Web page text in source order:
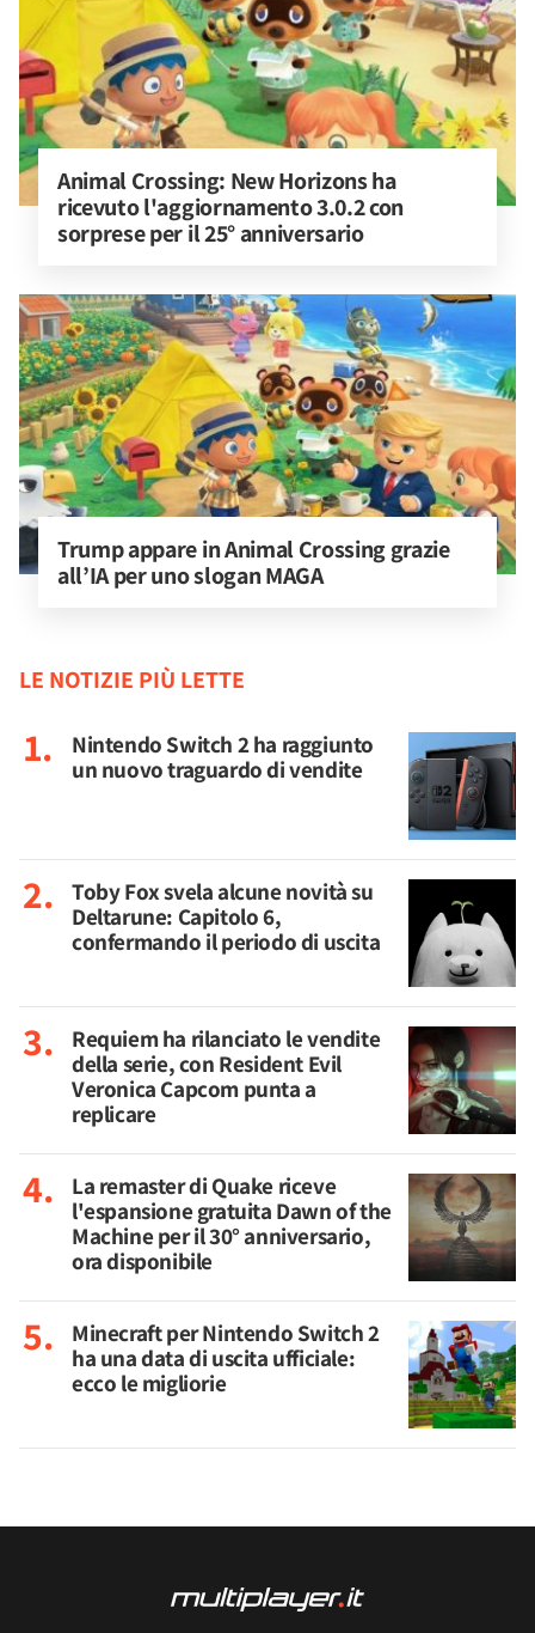
Animal Crossing: New Horizons ha
ricevuto l'aggiornamento 3.0.2 con
sorprese per il 25° anniversario
Trump appare in Animal Crossing grazie
all’IA per uno slogan MAGA
LE NOTIZIE PIÙ LETTE
Nintendo Switch 2 ha raggiunto
un nuovo traguardo di vendite
Toby Fox svela alcune novità su
Deltarune: Capitolo 6,
confermando il periodo di uscita
Requiem ha rilanciato le vendite
della serie, con Resident Evil
Veronica Capcom punta a
replicare
La remaster di Quake riceve
l'espansione gratuita Dawn of the
Machine per il 30° anniversario,
ora disponibile
Minecraft per Nintendo Switch 2
ha una data di uscita ufficiale:
ecco le migliorie